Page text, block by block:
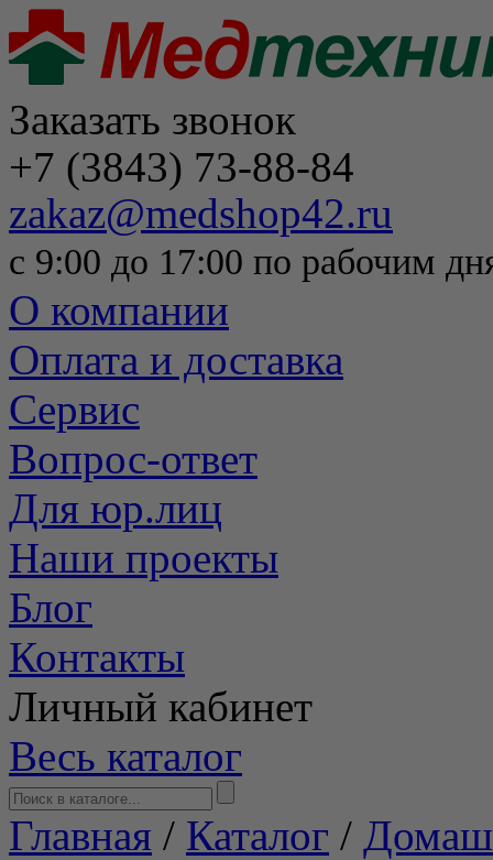
Заказать звонок
+7 (3843) 73-88-84
zakaz@medshop42.ru
с 9:00 до 17:00 по рабочим
О компании
Оплата и доставка
Сервис
Вопрос-ответ
Для юр.лиц
Наши проекты
Блог
Контакты
Личный кабинет
Весь каталог
Главная / Каталог /